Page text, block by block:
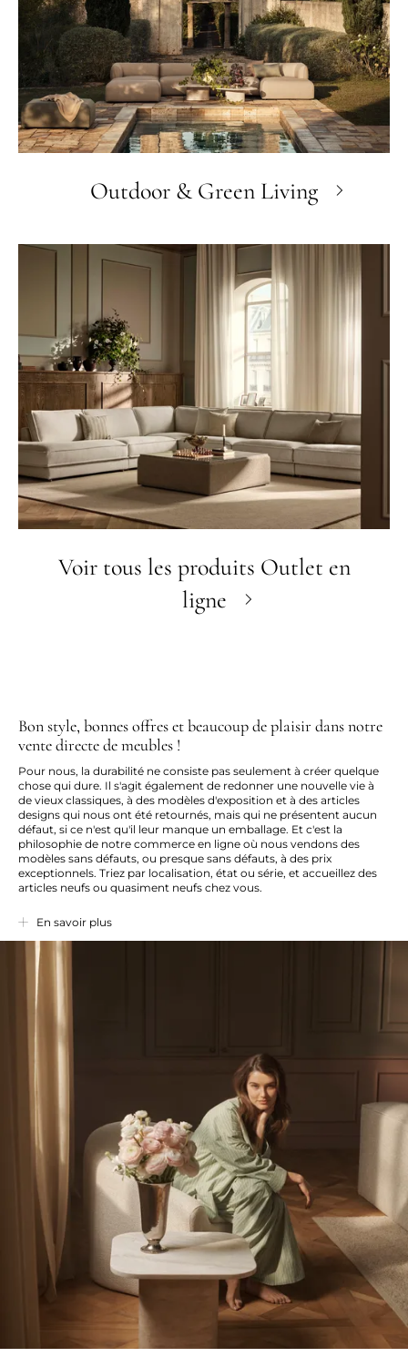
Outdoor & Green Living
Voir tous les produits Outlet en
ligne
Bon style, bonnes offres et beaucoup de plaisir dans notre
vente directe de meubles !
Pour nous, la durabilité ne consiste pas seulement à créer quelque
chose qui dure. Il s'agit également de redonner une nouvelle vie à
de vieux classiques, à des modèles d'exposition et à des articles
designs qui nous ont été retournés, mais qui ne présentent aucun
défaut, si ce n'est qu'il leur manque un emballage. Et c'est la
philosophie de notre commerce en ligne où nous vendons des
modèles sans défauts, ou presque sans défauts, à des prix
exceptionnels. Triez par localisation, état ou série, et accueillez des
articles neufs ou quasiment neufs chez vous.
Que dites-vous d’une économie de 90 % par rapport au tarif normal
directe de meubles. C’est une possibilité fantastique de composer
un mobilier imposant à peu de frais. Trouvez des meubles pas cher
agréables, de belles étagères, des lampes exclusives, de ravissants
canapés, etc. dans notre Boutique en ligne, et obtenez de
magnifiques articles design à un prix incroyablement bas.
Une petite rayure ou un emballage un peu abîmé peut vous
permettre de faire des économies sur votre prochain meuble
design. Faites de bonnes affaires dans notre magasin En ligne
Outlet où les meubles que nous avons utilisé pour des
photoshootings, ceux qui nous ont été retournés, les 2e choix ou
encore les modèles d'exposition en magasin attendent de trouver
un nouveau propriétaire.
Nous avons réparti tous les articles Online Outlet en catégories afin
que vous sachiez s’il y a des petits défauts soit sur les meubles soit
sur l’emballage ou si les meubles sont en parfait état avant que vous
ne les achetiez - quelle belle offre!
Lisez notre FAQ d’outlet pour obtenir une réponse à vos questions.
Vente exclusive de meubles en stock
Chez Bolia, nous aimons la qualité. Vous pourrez clairement le
ressentir lorsque vous ferez connaissance de l’un de nos meubles de
designer. Les meubles sont fabriqués par des fabricants de meubles
En savoir plus